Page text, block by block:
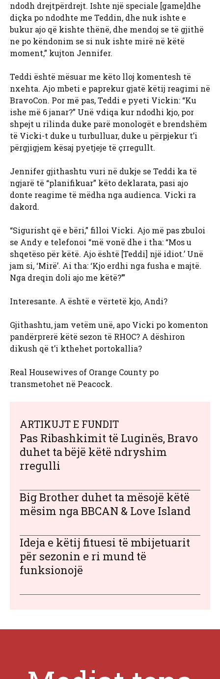
ndodh drejtpërdrejt. Ishte një speciale [game]dhe
diçka po ndodhte me Teddin, dhe nuk ishte e
bukur ajo që kishte thënë, dhe mendoj se të gjithë
ne po këndonim se si nuk ishte mirë në këtë
moment,” kujton Jennifer.
Teddi është mësuar me këto lloj komentesh të
nxehta. Ajo mbeti e paprekur gjatë këtij reagimi në
BravoCon. Por më pas, Teddi e pyeti Vickin: “Ku
ishe më 6 janar?” Unë vdiqa kur ndodhi kjo, por
shpejt u rilinda duke parë monologët e brendshëm
të Vicki-t duke u turbulluar, duke u përpjekur t’i
përgjigjem kësaj pyetjeje të çrregullt.
Jennifer gjithashtu vuri në dukje se Teddi ka të
ngjarë të “planifikuar” këto deklarata, pasi ajo
donte reagime të mëdha nga audienca. Vicki ra
dakord.
“Sigurisht që e bëri,” filloi Vicki. Ajo më pas zbuloi
se Andy e telefonoi “më vonë dhe i tha: “Mos u
shqetëso për këtë. Ajo është [Teddi] një idiot.’ Unë
jam si, ‘Mirë’. Ai tha: ‘Kjo erdhi nga fusha e majtë.
Nga dreqin doli ajo me këtë?’”
Interesante. A është e vërtetë kjo, Andi?
Gjithashtu, jam vetëm unë, apo Vicki po komenton
pandërprerë këtë sezon të RHOC? A dëshiron
dikush që t’i kthehet portokallia?
Real Housewives of Orange County po
transmetohet në Peacock.
ARTIKUJT E FUNDIT
Pas Ribashkimit të Luginës, Bravo
duhet ta bëjë këtë ndryshim
rregulli
Big Brother duhet ta mësojë këtë
mësim nga BBCAN & Love Island
Ideja e këtij fituesi të mbijetuarit
për sezonin e ri mund të
funksionojë